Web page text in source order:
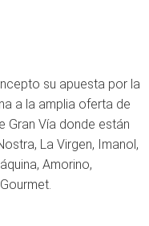
su apuesta por la
a la amplia oferta de
Gran Vía donde están
La Virgen, Imanol,
Amorino,